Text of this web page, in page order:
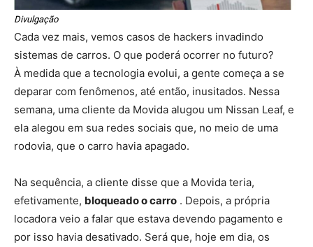
Divulgação
Cada vez mais, vemos casos de hackers invadindo
sistemas de carros. O que poderá ocorrer no futuro?
À medida que a tecnologia evolui, a gente começa a se
deparar com fenômenos, até então, inusitados. Nessa
semana, uma cliente da Movida alugou um Nissan Leaf, e
ela alegou em sua redes sociais que, no meio de uma
rodovia, que o carro havia apagado.
Na sequência, a cliente disse que a Movida teria,
efetivamente, bloqueado o carro . Depois, a própria
locadora veio a falar que estava devendo pagamento e
por isso havia desativado. Será que, hoje em dia, os